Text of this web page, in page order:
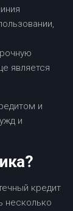
является
и
и
кредит
несколько